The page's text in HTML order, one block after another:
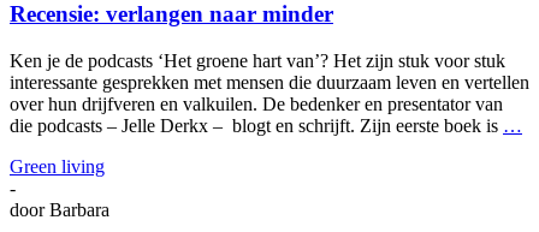
Recensie: verlangen naar minder
Ken je de podcasts ‘Het groene hart van’? Het zijn stuk voor stuk
interessante gesprekken met mensen die duurzaam leven en vertellen
over hun drijfveren en valkuilen. De bedenker en presentator van
die podcasts – Jelle Derkx – blogt en schrijft. Zijn eerste boek is …
Green living
-
doorBarbara